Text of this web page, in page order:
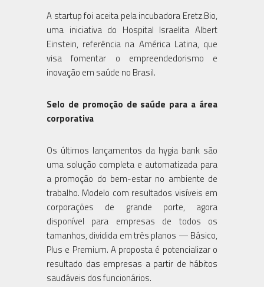
A startup foi aceita pela incubadora Eretz.Bio,
uma iniciativa do Hospital Israelita Albert
Einstein, referência na América Latina, que
visa fomentar o empreendedorismo e
inovação em saúde no Brasil.
Selo de promoção de saúde para a área
corporativa
Os últimos lançamentos da hygia bank são
uma solução completa e automatizada para
a promoção do bem-estar no ambiente de
trabalho. Modelo com resultados visíveis em
corporações de grande porte, agora
disponível para empresas de todos os
tamanhos, dividida em três planos — Básico,
Plus e Premium. A proposta é potencializar o
resultado das empresas a partir de hábitos
saudáveis dos funcionários.